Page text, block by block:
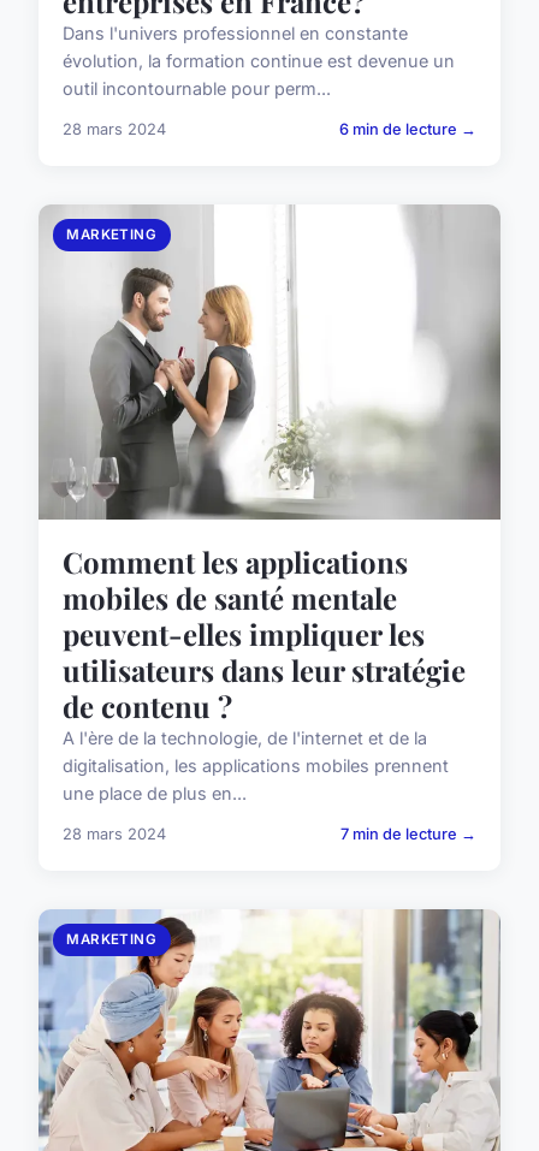
Dans l'univers professionnel en constante
évolution, la formation continue est devenue un
outil incontournable pour perm...
28 mars 2024 6 min de lecture →
MARKETING
Comment les applications
mobiles de santé mentale
peuvent-elles impliquer les
utilisateurs dans leur stratégie
de contenu ?
A l'ère de la technologie, de l'internet et de la
digitalisation, les applications mobiles prennent
une place de plus en...
28 mars 2024 7 min de lecture →
MARKETING